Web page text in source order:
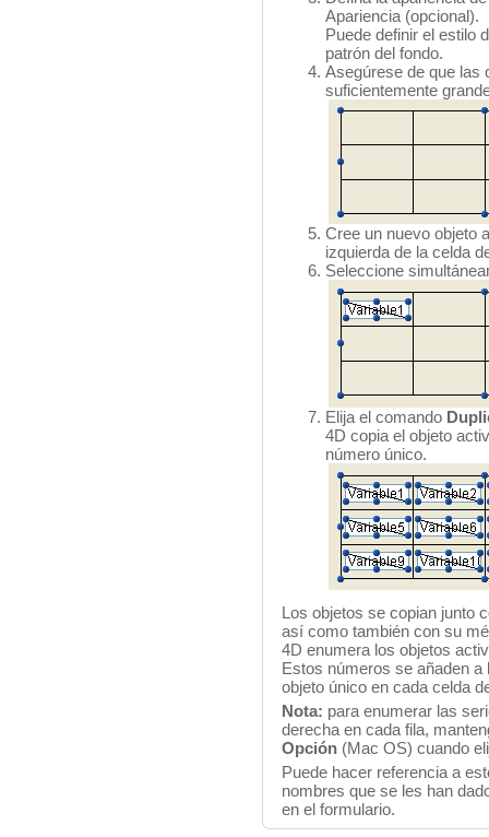
Apariencia (opcional).
Puede definir el estilo
patrón del fondo.
Asegúrese de que las
suficientemente
Cree un nuevo objeto
izquierda de la celda
Seleccione
Elija el comando
4D copia el objeto
número único.
Los objetos se copian junto
así como también con su
4D enumera los objetos
Estos números se añaden
objeto único en cada celda
Nota: para enumerar las
derecha en cada fila,
Opción (Mac OS) cuando
Puede hacer referencia a
nombres que se les han
en el formulario.